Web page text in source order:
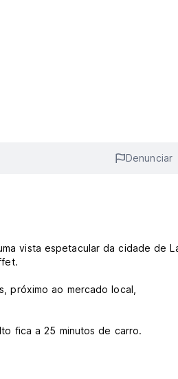
Denunciar
vista espetacular da cidade de
próximo ao mercado local,
fica a 25 minutos de carro.